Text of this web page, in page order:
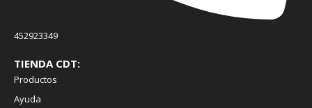
452923349
TIENDA CDT:
Productos
Ayuda